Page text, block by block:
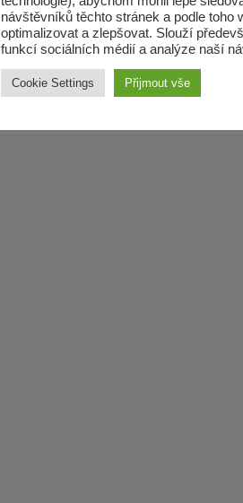
návštěvníků těchto stránek a podle toho
optimalizovat a zlepšovat. Slouží
funkcí sociálních médií a analýze naší
Cookie Settings Přijmout vše